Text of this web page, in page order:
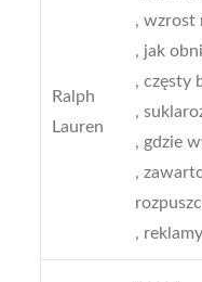
Ralph
Lauren
, wzrost
, jak
, częsty
,
, gdzie
,
,